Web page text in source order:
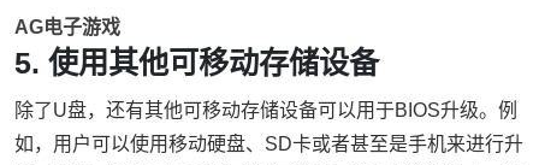
AG电子游戏
5. 使用其他可移动存储设备
除了U盘，还有其他可移动存储设备可以用于BIOS升级。例
如，用户可以使用移动硬盘、SD卡或者甚至是手机来进行升